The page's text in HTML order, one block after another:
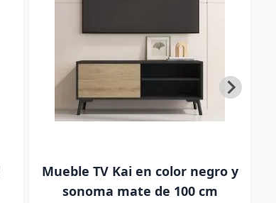
Mueble TV Kai en color negro y
sonoma mate de 100 cm